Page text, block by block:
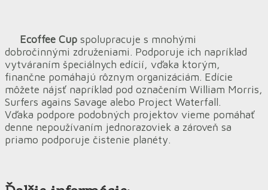
Ecoffee Cup spolupracuje s mnohými
dobročinnými združeniami. Podporuje ich napríklad
vytváraním špeciálnych edícií, vďaka ktorým,
finančne pomáhajú rôznym organizáciám. Edície
môžete nájsť napríklad pod označením William Morris,
Surfers agains Savage alebo Project Waterfall.
Vďaka podpore podobných projektov vieme pomáhať
denne nepoužívaním jednorazoviek a zároveň sa
priamo podporuje čistenie planéty.